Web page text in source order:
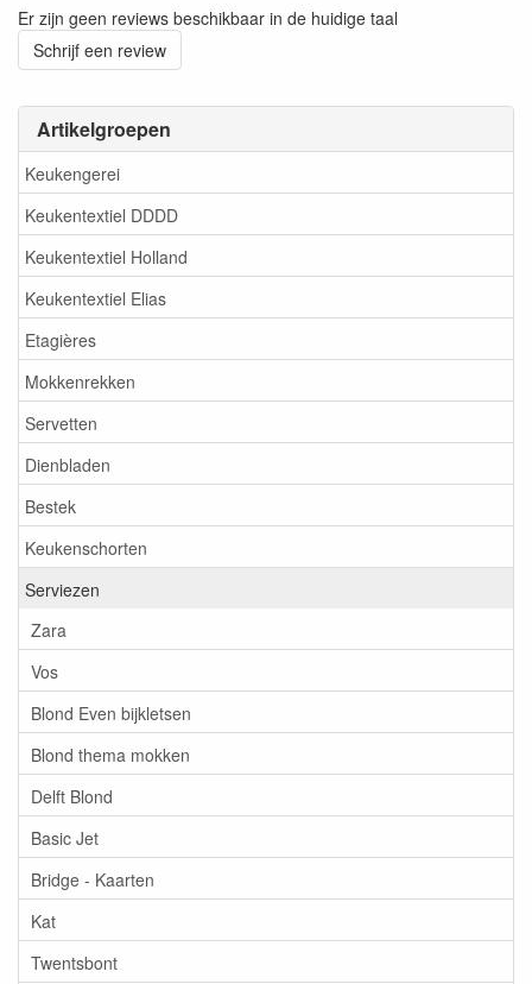
Artikelgroepen
Keukengerei
Keukentextiel DDDD
Keukentextiel Holland
Keukentextiel Elias
Etagières
Mokkenrekken
Servetten
Dienbladen
Bestek
Keukenschorten
Serviezen
Zara
Vos
Blond Even bijkletsen
Blond thema mokken
Delft Blond
Basic Jet
Bridge - Kaarten
Kat
Twentsbont
Er zijn geen reviews beschikbaar in de huidige taal
Schrijf een review